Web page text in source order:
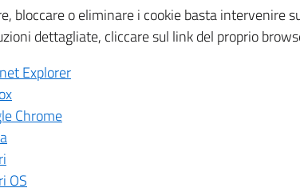
bloccare o eliminare i cookie basta intervenire
dettagliate, cliccare sul link del proprio
Explorer
Chrome
OS